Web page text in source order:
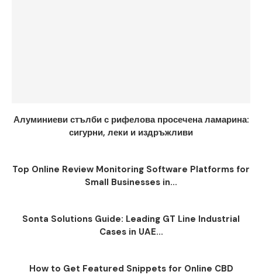
Алуминиеви стълби с рифелова просечена ламарина:
сигурни, леки и издръжливи
Top Online Review Monitoring Software Platforms for
Small Businesses in...
Sonta Solutions Guide: Leading GT Line Industrial
Cases in UAE...
How to Get Featured Snippets for Online CBD